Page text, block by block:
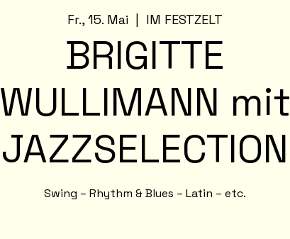
Fr., 15. Mai IM FESTZELT
BRIGITTE
WULLIMANN mit
JAZZSELECTION
Swing – Rhythm & Blues – Latin – etc.